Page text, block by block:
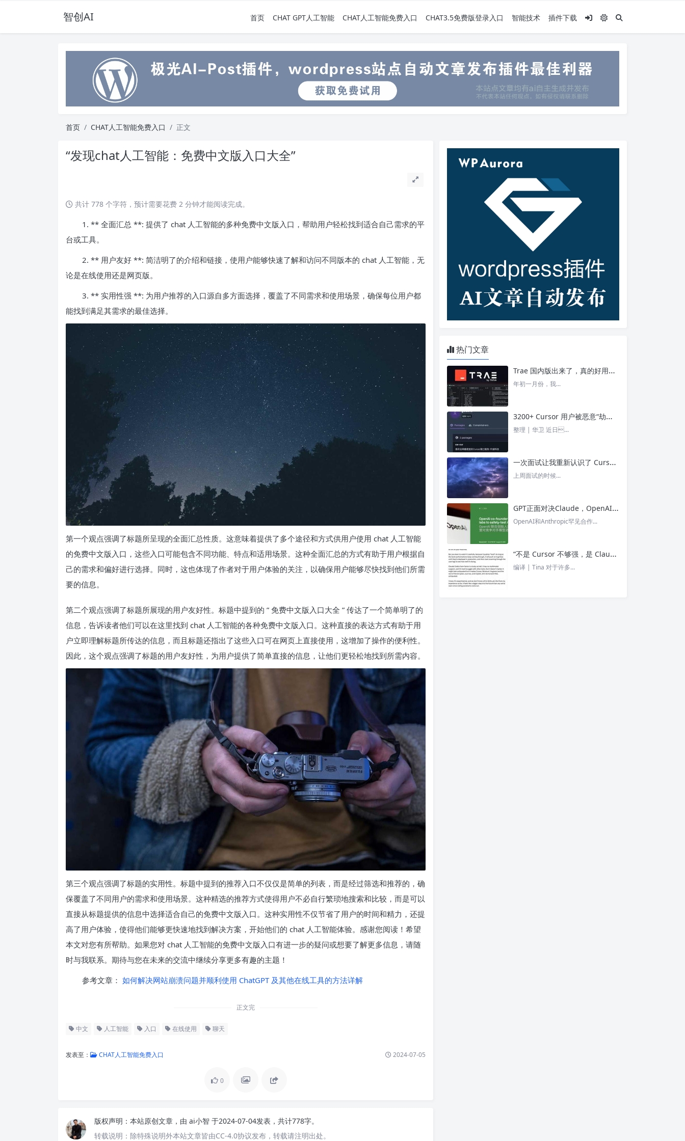
智创AI 首页 CHAT GPT人工智能 CHAT人工智能免费入口 CHAT3.5免费版登录入口 智能技术 插件下载
首页 CHAT人工智能免费入口 正文
“发现chat人工智能：免费中文版入口大全”
共计 778 个字符，预计需要花费 2 分钟才能阅读完成。
1. ** 全面汇总 **: 提供了 chat 人工智能的多种免费中文版入口，帮助用户轻松找到适合自己需求的平
台或工具。
2. ** 用户友好 **: 简洁明了的介绍和链接，使用户能够快速了解和访问不同版本的 chat 人工智能，无
论是在线使用还是网页版。
3. ** 实用性强 **: 为用户推荐的入口源自多方面选择，覆盖了不同需求和使用场景，确保每位用户都
能找到满足其需求的最佳选择。
第一个观点强调了标题所呈现的全面汇总性质。这意味着提供了多个途径和方式供用户使用 chat 人工智能
的免费中文版入口，这些入口可能包含不同功能、特点和适用场景。这种全面汇总的方式有助于用户根据自
己的需求和偏好进行选择。同时，这也体现了作者对于用户体验的关注，以确保用户能够尽快找到他们所需
要的信息。
第二个观点强调了标题所展现的用户友好性。标题中提到的 ” 免费中文版入口大全 ” 传达了一个简单明了的
信息，告诉读者他们可以在这里找到 chat 人工智能的各种免费中文版入口。这种直接的表达方式有助于用
户立即理解标题所传达的信息，而且标题还指出了这些入口可在网页上直接使用，这增加了操作的便利性。
因此，这个观点强调了标题的用户友好性，为用户提供了简单直接的信息，让他们更轻松地找到所需内容。
第三个观点强调了标题的实用性。标题中提到的推荐入口不仅仅是简单的列表，而是经过筛选和推荐的，确
保覆盖了不同用户的需求和使用场景。这种精选的推荐方式使得用户不必自行繁琐地搜索和比较，而是可以
直接从标题提供的信息中选择适合自己的免费中文版入口。这种实用性不仅节省了用户的时间和精力，还提
高了用户体验，使得他们能够更快速地找到解决方案，开始他们的 chat 人工智能体验。感谢您阅读！希望
本文对您有所帮助。如果您对 chat 人工智能的免费中文版入口有进一步的疑问或想要了解更多信息，请随
时与我联系。期待与您在未来的交流中继续分享更多有趣的主题！
参考文章： 如何解决网站崩溃问题并顺利使用 ChatGPT 及其他在线工具的方法详解
正文完
中文 人工智能 入口 在线使用 聊天
发表至： CHAT人工智能免费入口 2024-07-05
0
版权声明： 本站原创文章，由 ai小智 于2024-07-04发表，共计778字。
转载说明： 除特殊说明外本站文章皆由CC-4.0协议发布，转载请注明出处。
热门文章
Trae 国内版出来了，真的好用吗？ – 今日头条
年初一月份，我...
3200+ Cursor 用户被恶意“劫持”！贪图“便宜 API”却惨遭收割， AI 开发者们要小心了 – 今日头条
整理 | 华卫 近日...
一次面试让我重新认识了 Cursor – 今日头条
上周面试的时候...
GPT正面对决Claude，OpenAI竟没全赢，AI安全「极限大测」真相曝光 – 今日头条
OpenAI和Anthropic罕见合作...
“不是 Cursor 不够强，是 Claude Code 太猛了” ！创始人详解Claude Code如何改写编程方式 – 今日头条
编译 | Tina 对于许多...